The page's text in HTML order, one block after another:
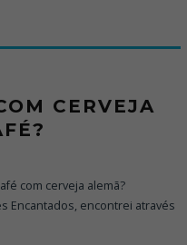
CERVEJA
com cerveja alemã?
Encantados, encontrei através